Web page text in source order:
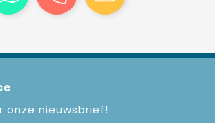
onze nieuwsbrief!